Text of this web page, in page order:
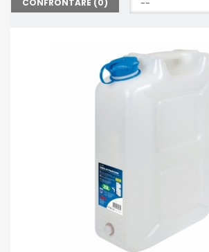
CONFRONTARE (0)